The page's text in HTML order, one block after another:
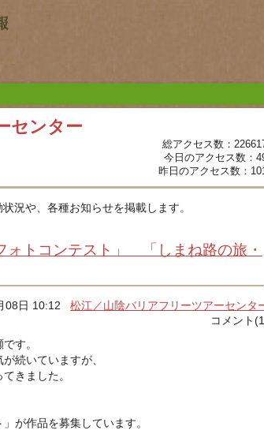
センター
総アクセス数：
今日のアクセス数：
昨日のアクセス数：
況や、各種お知らせを掲載します。
トコンテスト」 「しまね路の旅・
08日 10:12松江／山陰バリアフリーツアーセンタ
コメント
す。
続いていますが、
きました。
が作品を募集しています。